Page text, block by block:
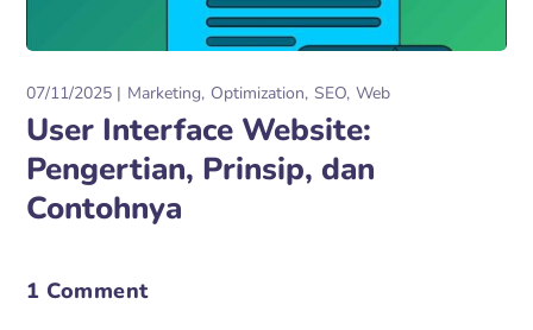
07/11/2025 Marketing Optimization SEO Web
User Interface Website:
Pengertian, Prinsip, dan
Contohnya
1 Comment